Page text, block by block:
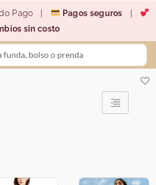
Pago | Pagos seguros
sin costo